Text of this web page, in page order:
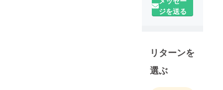
ジを送る
リターンを
選ぶ